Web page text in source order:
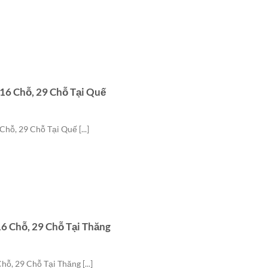
Chỗ, 29 Chỗ Tại Quế
29 Chỗ Tại Quế [...]
Chỗ, 29 Chỗ Tại Thăng
29 Chỗ Tại Thăng [...]